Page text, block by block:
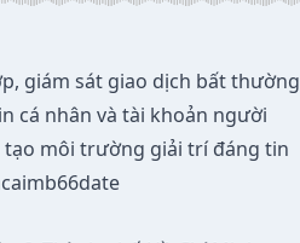
giám sát giao dịch bất thường
cá nhân và tài khoản người
tạo môi trường giải trí đáng tin